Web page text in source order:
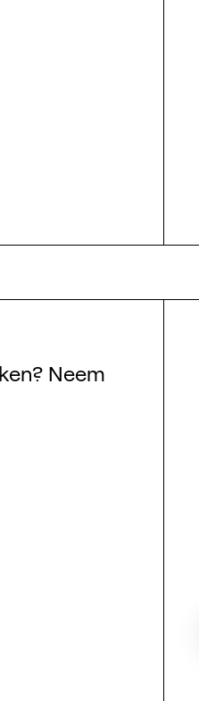
Neem